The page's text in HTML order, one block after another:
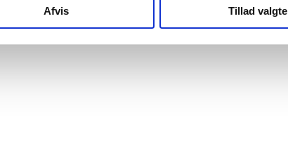
Afvis Tillad valgte